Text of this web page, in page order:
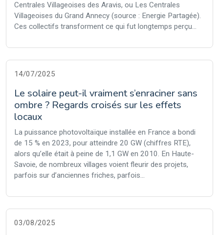
Centrales Villageoises des Aravis, ou Les Centrales
Villageoises du Grand Annecy (source : Energie Partagée).
Ces collectifs transforment ce qui fut longtemps perçu...
14/07/2025
Le solaire peut-il vraiment s’enraciner sans
ombre ? Regards croisés sur les effets
locaux
La puissance photovoltaïque installée en France a bondi
de 15 % en 2023, pour atteindre 20 GW (chiffres RTE),
alors qu’elle était à peine de 1,1 GW en 2010. En Haute-
Savoie, de nombreux villages voient fleurir des projets,
parfois sur d’anciennes friches, parfois...
03/08/2025